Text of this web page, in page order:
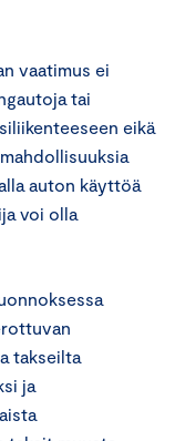
vaatimus ei
tai
eikä
auton käyttöä
voi olla
takseilta
ja